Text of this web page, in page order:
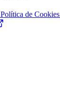
Política de Cookies